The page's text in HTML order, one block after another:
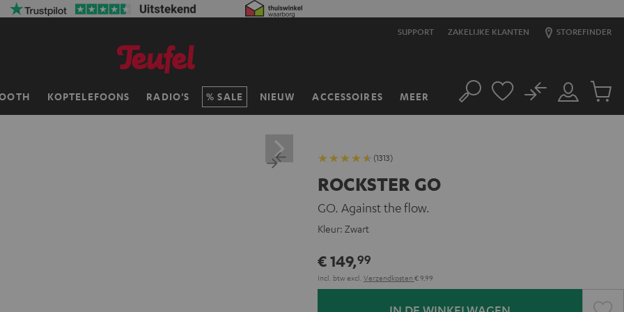
SUPPORT ZAKELIJKE KLANTEN STOREFINDER
KOPTELEFOONS RADIO'S SALE NIEUW ACCESSOIRES MEER Zoeken
Mijn
No
(1313)
ROCKSTER GO
GO. Against the flow.
Kleur: Zwart
€ 149,99
Verzendkosten € 9,99